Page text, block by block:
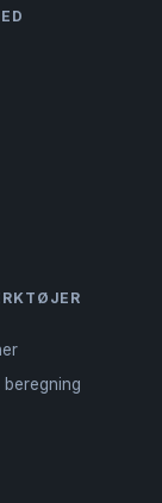
beregning